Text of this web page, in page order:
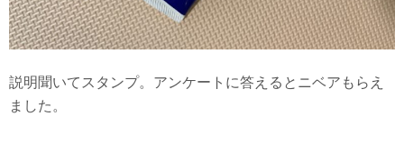
説明聞いてスタンプ。アンケートに答えるとニベアもらえ
ました。